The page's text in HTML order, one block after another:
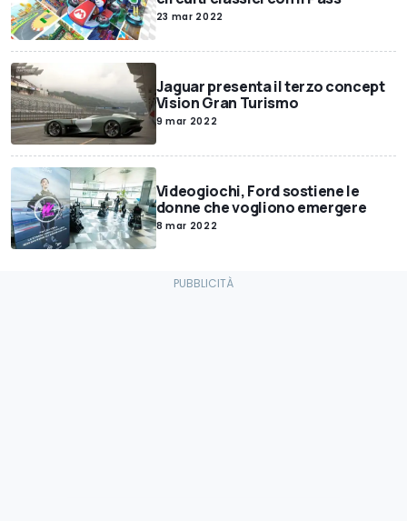
23 mar 2022
Jaguar presenta il terzo concept
Vision Gran Turismo
9 mar 2022
Videogiochi, Ford sostiene le
donne che vogliono emergere
8 mar 2022